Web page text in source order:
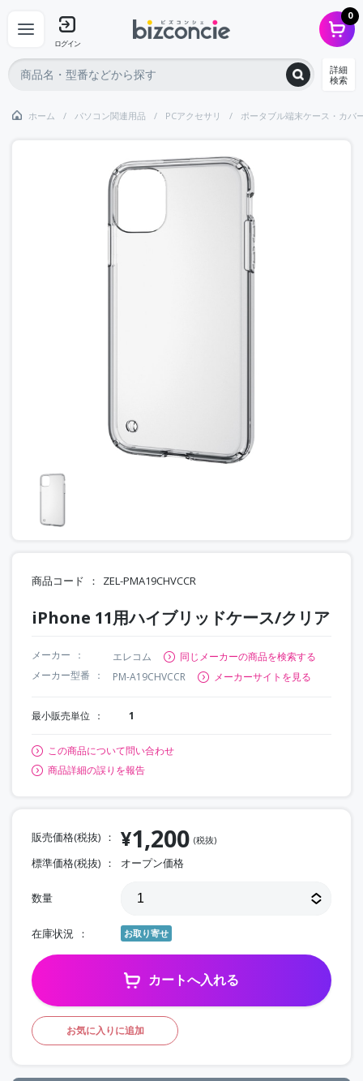
ログイン
0
詳細
検索
ホーム パソコン関連用品 PCアクセサリ ポータブル端末ケース・カバ
商品コード ZEL-PMA19CHVCCR
iPhone 11用ハイブリッドケース/クリア
メーカー エレコム
同じメーカーの商品を検索する
メーカー型番
PM-A19CHVCCR メーカーサイトを見る
最小販売単位 1
この商品について問い合わせ
商品詳細の誤りを報告
販売価格(税抜) ¥1,200 (税抜)
標準価格(税抜) オープン価格
数量
在庫状況 お取り寄せ
カートへ入れる
お気に入りに追加